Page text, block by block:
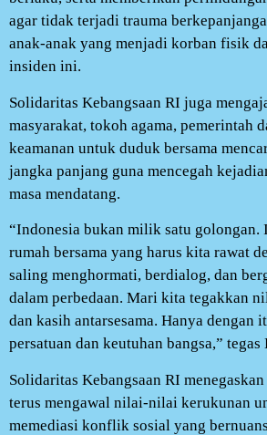
agar tidak terjadi trauma
anak-anak yang menjadi korban fisik
insiden ini.
Solidaritas Kebangsaan RI juga
masyarakat, tokoh agama, pemerintah
keamanan untuk duduk bersama
jangka panjang guna mencegah
masa mendatang.
“Indonesia bukan milik satu golongan.
rumah bersama yang harus kita rawat
saling menghormati, berdialog, dan
dalam perbedaan. Mari kita tegakkan
dan kasih antarsesama. Hanya dengan
persatuan dan keutuhan bangsa,”
Solidaritas Kebangsaan RI
terus mengawal nilai-nilai kerukunan
memediasi konflik sosial yang